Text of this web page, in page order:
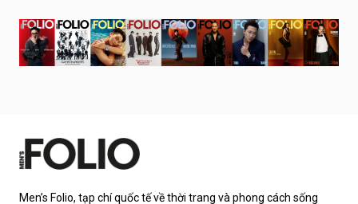
Men’s Folio, tạp chí quốc tế về thời trang và phong cách sống